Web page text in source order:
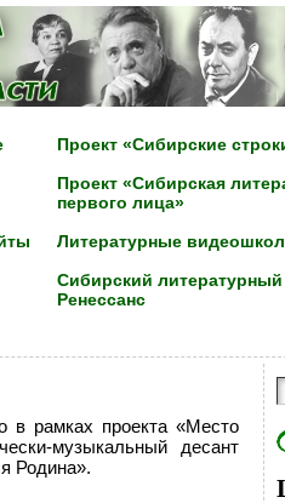
Проект «Сибирские
Проект «Сибирская
первого лица»
Литературные
Сибирский литературный
Ренессанс
в рамках проекта «Место
музыкальный десант
Родина».